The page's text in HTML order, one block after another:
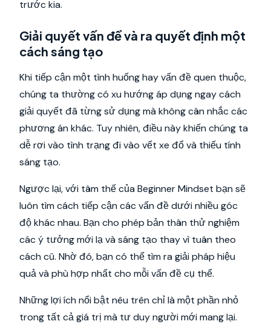
trước kia.
Giải quyết vấn đề và ra quyết định một
cách sáng tạo
Khi tiếp cận một tình huống hay vấn đề quen thuộc,
chúng ta thường có xu hướng áp dụng ngay cách
giải quyết đã từng sử dụng mà không cân nhắc các
phương án khác. Tuy nhiên, điều này khiến chúng ta
dễ rơi vào tình trạng đi vào vết xe đổ và thiếu tính
sáng tạo.
Ngược lại, với tâm thế của Beginner Mindset bạn sẽ
luôn tìm cách tiếp cận các vấn đề dưới nhiều góc
độ khác nhau. Bạn cho phép bản thân thử nghiệm
các ý tưởng mới lạ và sáng tạo thay vì tuân theo
cách cũ. Nhờ đó, bạn có thể tìm ra giải pháp hiệu
quả và phù hợp nhất cho mỗi vấn đề cụ thể.
Những lợi ích nổi bật nêu trên chỉ là một phần nhỏ
trong tất cả giá trị mà tư duy người mới mang lại.